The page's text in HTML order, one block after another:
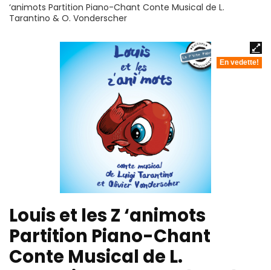
‘animots Partition Piano-Chant Conte Musical de L.
Tarantino & O. Vonderscher
En vedette!
Louis et les Z ‘animots
Partition Piano-Chant
Conte Musical de L.